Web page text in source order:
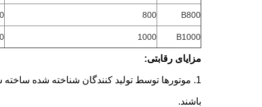
B800
800
B1000
1000
مزایای رقابتی:
1. موتورها توسط تولید کنندگان شناخته شده
باشند.